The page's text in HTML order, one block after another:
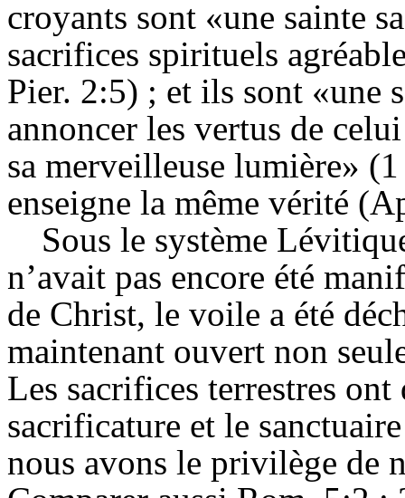
croyants sont «une sainte
sacrifices spirituels
Pier. 2:5) ; et ils sont
annoncer les vertus de
sa merveilleuse lumière»
enseigne la même vérité (
Sous le système
n’avait pas encore été
de Christ, le voile a été
maintenant ouvert non
Les sacrifices terrestres
sacrificature et le
nous avons le privilège de